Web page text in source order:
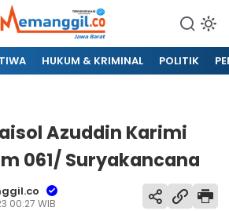
HUKUM & KRIMINAL POLITIK
Azuddin Karimi
061/ Suryakancana
00:27 WIB